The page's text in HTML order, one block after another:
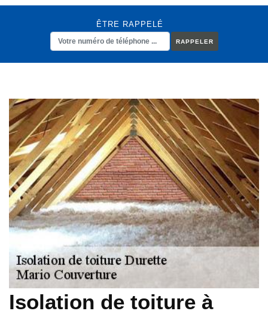
ÊTRE RAPPELÉ
Isolation de toiture à